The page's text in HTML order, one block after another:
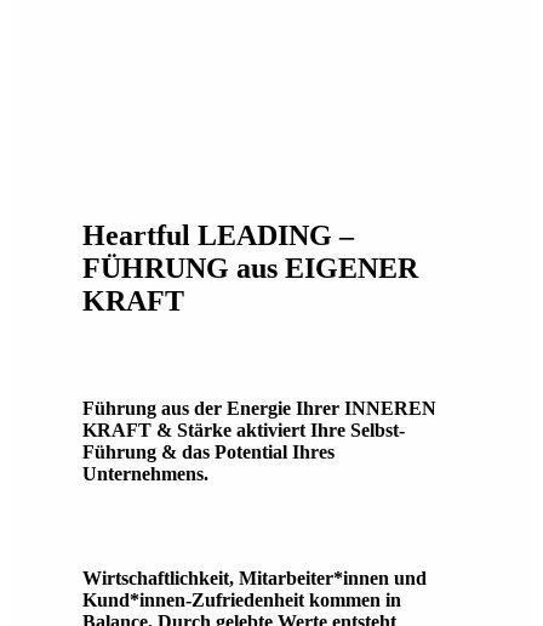
Heartful LEADING –
FÜHRUNG aus EIGENER
KRAFT
Führung aus der Energie Ihrer INNEREN
KRAFT & Stärke aktiviert Ihre Selbst-
Führung & das Potential Ihres
Unternehmens.
Wirtschaftlichkeit, Mitarbeiter*innen und
Kund*innen-Zufriedenheit kommen in
Balance. Durch gelebte Werte entsteht